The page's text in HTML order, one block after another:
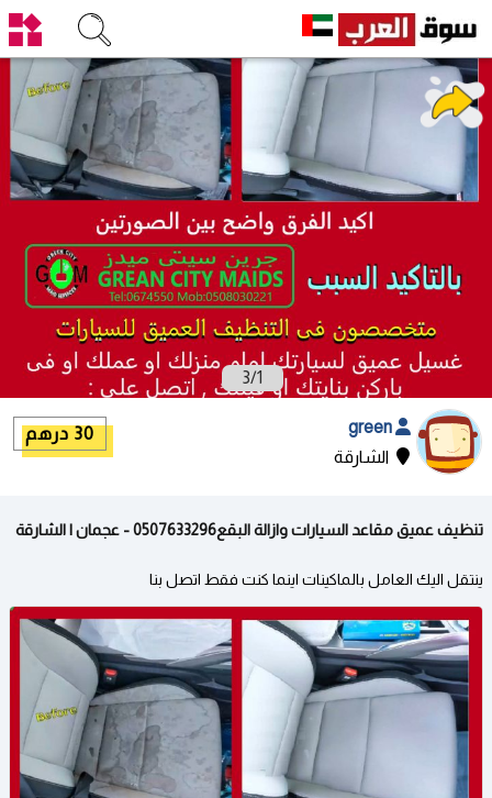
1
/
3
الشارقة
30 درهم
تنظيف عميق مقاعد السيارات وازالة البقع0507633296 - عجمان | الشارقة
ينتقل اليك العامل بالماكينات اينما كنت فقط اتصل بنا